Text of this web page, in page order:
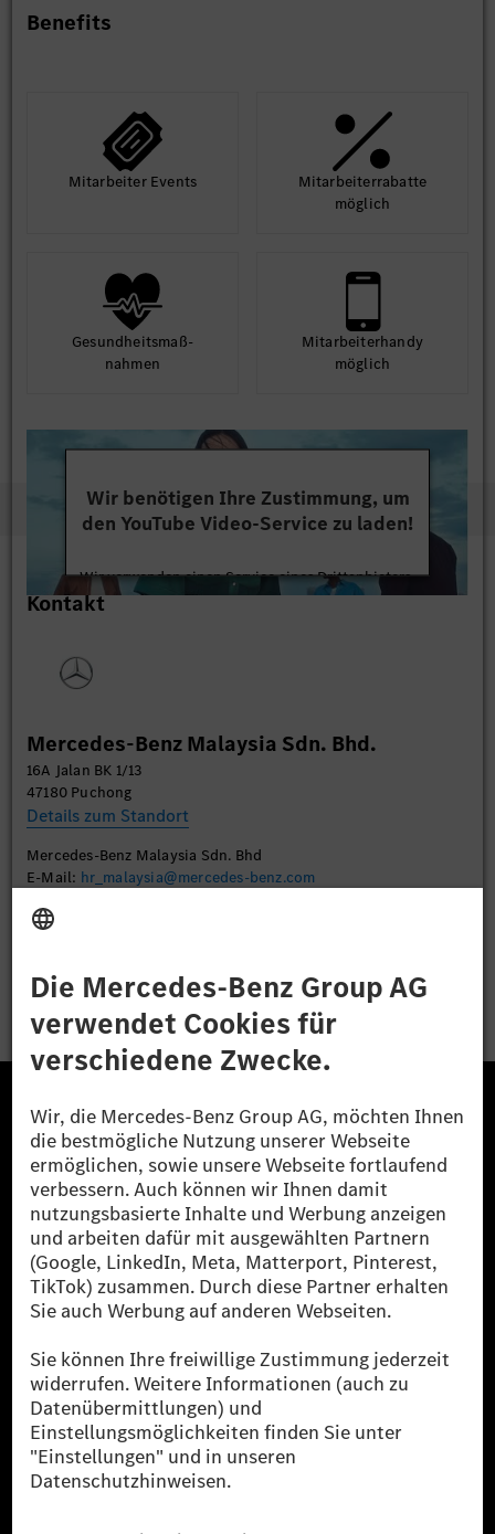
Benefits
Mit­arbeiter Events
Mit­arbeiter­rabatte
möglich
Gesund­heits­maß­
nahmen
Mit­arbeiter­handy
möglich
Wir benötigen Ihre Zustimmung, um
den YouTube Video-Service zu laden!
Wir verwenden einen Service eines Drittanbieters,
um Videoinhalte einzubetten. Dieser Service kann
Kontakt
Mercedes-Benz Malaysia Sdn. Bhd.
16A Jalan BK 1/13
47180 Puchong
Details zum Standort
Mercedes-Benz Malaysia Sdn. Bhd
E-Mail: hr_malaysia@mercedes-benz.com
Bewerben
Die Mercedes-Benz Group.
Die Mercedes-Benz Group AG (ehemals Daimler AG)
ist eines der erfolgreichsten Automobilunternehmen
der Welt. Mit der Mercedes-Benz AG gehören wir zu
den größten Anbietern von Premium- und Luxus-Pkw
und Vans. Die Mercedes-Benz Mobility AG bietet
Finanzierung, Leasing, Fahrzeugabos und –miete,
Flottenmanagement, digitale Services rund um Laden
und Bezahlen, die Vermittlung von Versicherungen
sowie innovative Mobilitätsdienstleistungen an.
Mehr erfahren